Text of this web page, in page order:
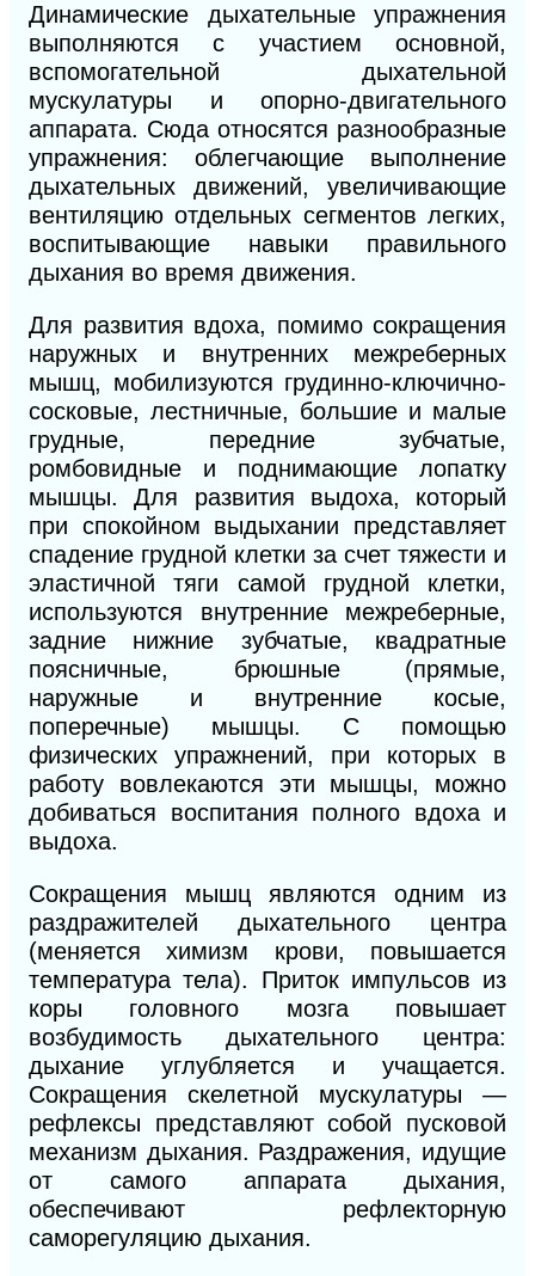
Динамические дыхательные упражнения
выполняются с участием основной,
вспомогательной дыхательной
мускулатуры и опорно-двигательного
аппарата. Сюда относятся разнообразные
упражнения: облегчающие выполнение
дыхательных движений, увеличивающие
вентиляцию отдельных сегментов легких,
воспитывающие навыки правильного
дыхания во время движения.
Для развития вдоха, помимо сокращения
наружных и внутренних межреберных
мышц, мобилизуются грудинно-ключично-
сосковые, лестничные, большие и малые
грудные, передние зубчатые,
ромбовидные и поднимающие лопатку
мышцы. Для развития выдоха, который
при спокойном выдыхании представляет
спадение грудной клетки за счет тяжести и
эластичной тяги самой грудной клетки,
используются внутренние межреберные,
задние нижние зубчатые, квадратные
поясничные, брюшные (прямые,
наружные и внутренние косые,
поперечные) мышцы. С помощью
физических упражнений, при которых в
работу вовлекаются эти мышцы, можно
добиваться воспитания полного вдоха и
выдоха.
Сокращения мышц являются одним из
раздражителей дыхательного центра
(меняется химизм крови, повышается
температура тела). Приток импульсов из
коры головного мозга повышает
возбудимость дыхательного центра:
дыхание углубляется и учащается.
Сокращения скелетной мускулатуры —
рефлексы представляют собой пусковой
механизм дыхания. Раздражения, идущие
от самого аппарата дыхания,
обеспечивают рефлекторную
саморегуляцию дыхания.